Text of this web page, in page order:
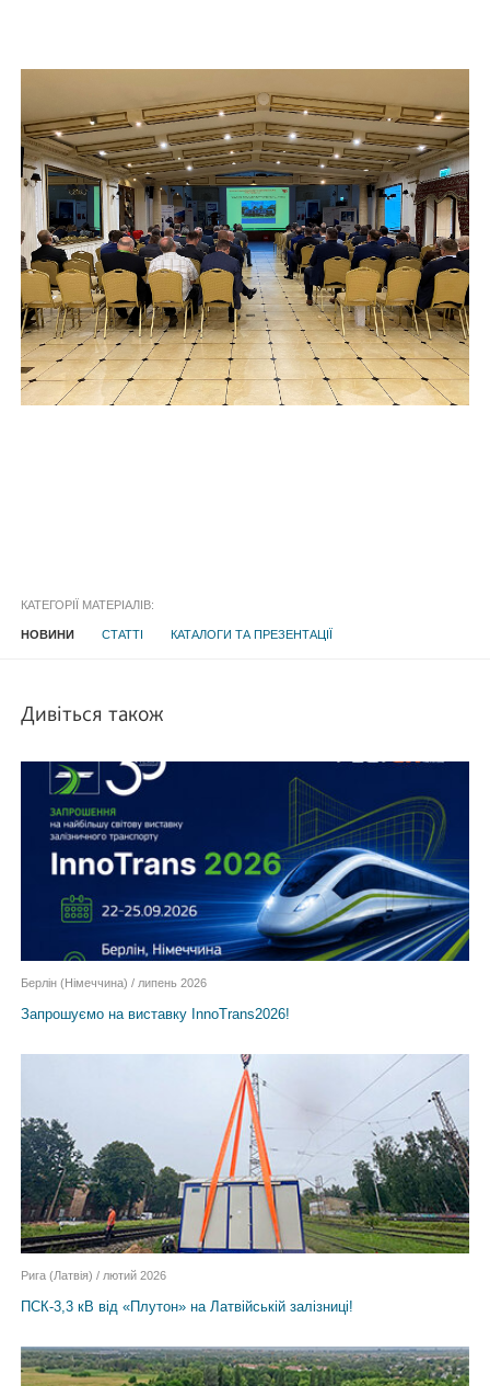
КАТЕГОРІЇ МАТЕРІАЛІВ:
НОВИНИ СТАТТІ КАТАЛОГИ ТА ПРЕЗЕНТАЦІЇ
Дивіться також
Запрошуємо на виставку InnoTrans2026!
Берлін (Німеччина) / липень 2026
ПСК-3,3 кВ від «Плутон» на Латвійській залізниці!
Рига (Латвія) / лютий 2026